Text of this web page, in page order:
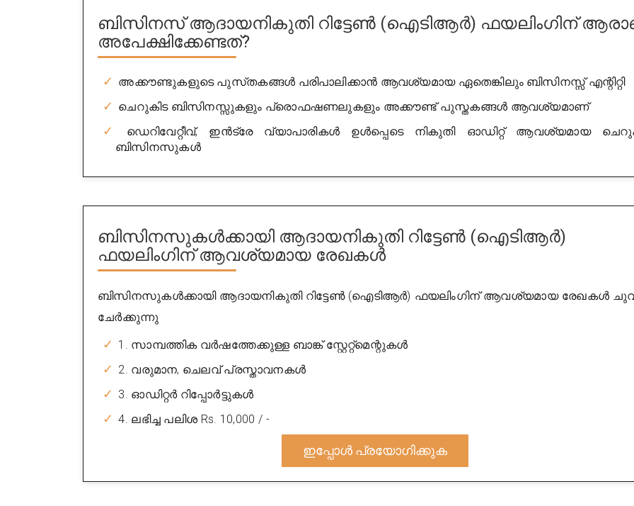
ബിസിനസ് ആദായനികുതി റിട്ടേൺ (ഐടിആർ) ഫയലിംഗിന്
അപേക്ഷിക്കേണ്ടത്?
അക്കൗണ്ടുകളുടെ പുസ്‌തകങ്ങൾ പരിപാലിക്കാൻ ആവശ്യമായ ഏതെങ്കിലും ബിസിനസ്സ് എന്റിറ്റി
ചെറുകിട ബിസിനസ്സുകളും പ്രൊഫഷണലുകളും അക്കൗണ്ട് പുസ്തകങ്ങൾ ആവശ്യമാണ്
ഡെറിവേറ്റീവ്, ഇൻട്രേ വ്യാപാരികൾ ഉൾപ്പെടെ നികുതി ഓഡിറ്റ് ആവശ്യമായ
ബിസിനസുകൾ
ബിസിനസുകൾക്കായി ആദായനികുതി റിട്ടേൺ (ഐടിആർ)
ഫയലിംഗിന് ആവശ്യമായ രേഖകൾ
ബിസിനസുകൾക്കായി ആദായനികുതി റിട്ടേൺ (ഐടിആർ) ഫയലിംഗിന് ആവശ്യമായ രേഖകൾ
ചേർക്കുന്നു
1. സാമ്പത്തിക വർഷത്തേക്കുള്ള ബാങ്ക് സ്റ്റേറ്റ്മെന്റുകൾ
2. വരുമാന, ചെലവ് പ്രസ്താവനകൾ
3. ഓഡിറ്റർ റിപ്പോർട്ടുകൾ
4. ലഭിച്ച പലിശ Rs. 10,000 / -
ഇപ്പോൾ പ്രയോഗിക്കുക